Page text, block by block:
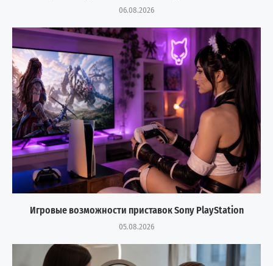
06.08.2026
Игровые возможности приставок Sony PlayStation
05.08.2026